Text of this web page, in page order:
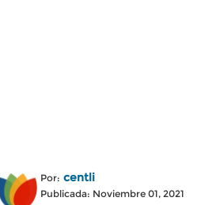
Por: centli
Publicada: Noviembre 01, 2021